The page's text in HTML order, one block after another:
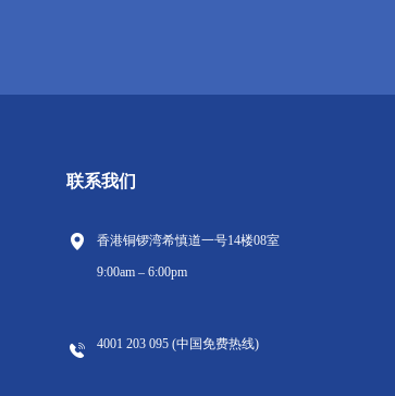
联系我们
香港铜锣湾希慎道一号14楼08室
9:00am – 6:00pm
4001 203 095 (中国免费热线)